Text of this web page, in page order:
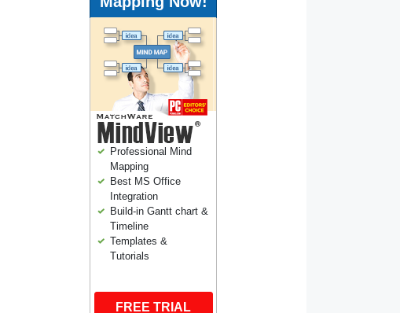
Professional Mind
Mapping
Best MS Office
Integration
Build-in Gantt chart &
Timeline
Templates &
Tutorials
FREE TRIAL